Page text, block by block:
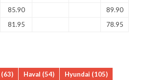
85.90
89.90
81.95 78.95
(63) Haval (54) Hyundai (105)